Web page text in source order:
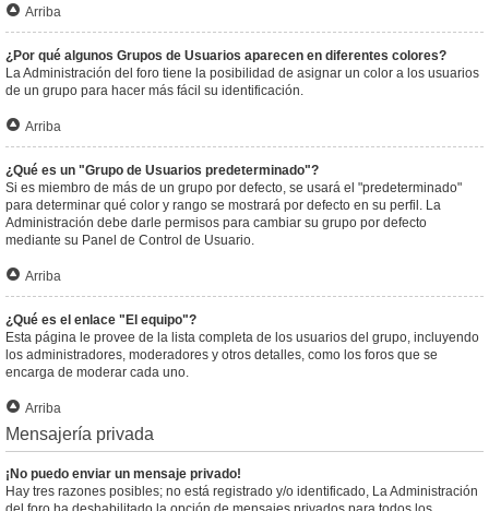
Arriba
¿Por qué algunos Grupos de Usuarios aparecen en diferentes colores?
La Administración del foro tiene la posibilidad de asignar un color a los usuarios
de un grupo para hacer más fácil su identificación.
Arriba
¿Qué es un "Grupo de Usuarios predeterminado"?
Si es miembro de más de un grupo por defecto, se usará el "predeterminado"
para determinar qué color y rango se mostrará por defecto en su perfil. La
Administración debe darle permisos para cambiar su grupo por defecto
mediante su Panel de Control de Usuario.
Arriba
¿Qué es el enlace "El equipo"?
Esta página le provee de la lista completa de los usuarios del grupo, incluyendo
los administradores, moderadores y otros detalles, como los foros que se
encarga de moderar cada uno.
Arriba
Mensajería privada
¡No puedo enviar un mensaje privado!
Hay tres razones posibles; no está registrado y/o identificado, La Administración